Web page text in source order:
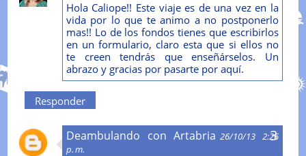
Hola Caliope!! Este viaje es de una vez en la
vida por lo que te animo a no postponerlo
mas!! Lo de los fondos tienes que escribirlos
en un formulario, claro esta que si ellos no
te creen tendrás que enseñárselos. Un
abrazo y gracias por pasarte por aquí.
Responder
Deambulando con Artabria 26/10/13 2:26
p. m.